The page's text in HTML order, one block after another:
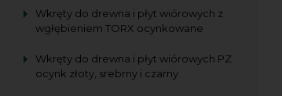
Wkręty do drewna i płyt wiórowych z
wgłębieniem TORX ocynkowane
Wkręty do drewna i płyt wiórowych PZ
ocynk złoty, srebrny i czarny